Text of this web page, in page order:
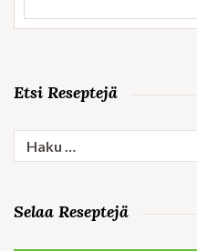
Etsi Reseptejä
Selaa Reseptejä